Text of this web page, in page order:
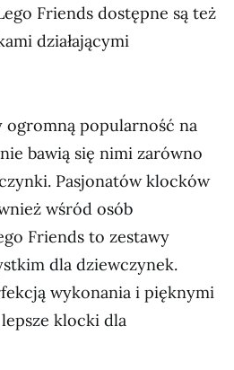
Friends dostępne są też
działającymi
ogromną popularność na
bawią się nimi zarówno
Pasjonatów klocków
wśród osób
Friends to zestawy
dla dziewczynek.
wykonania i pięknymi
klocki dla